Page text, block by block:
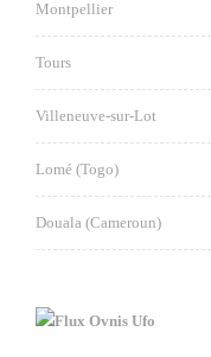
Montpellier
Tours
Villeneuve-sur-Lot
Lomé (Togo)
Douala (Cameroun)
Ovnis Ufo